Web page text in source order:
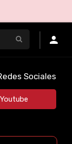
Sociales
Youtube